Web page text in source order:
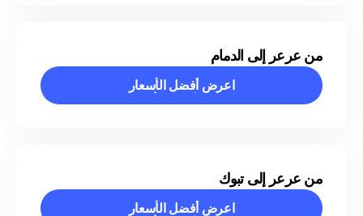
من عرعر إلى الدمام
اعرض أفضل الأسعار
اعرض أفضل الأسعار
من عرعر إلى تبوك
اعرض أفضل الأسعار